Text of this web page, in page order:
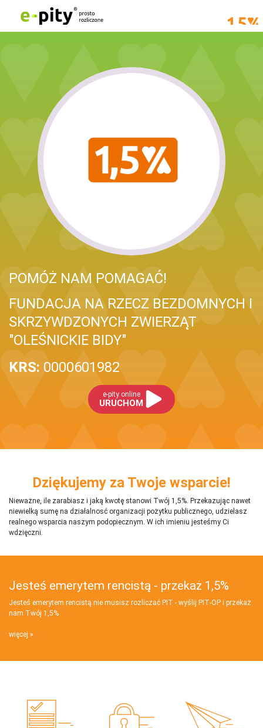
POMÓŻ NAM POMAGAĆ!
FUNDACJA NA RZECZ BEZDOMNYCH I
SKRZYWDZONYCH ZWIERZĄT
"OLEŚNICKIE BIDY"
KRS: 0000601982
e-pity online
URUCHOM
Dziękujemy za Twoje wsparcie!
Nieważne, ile zarabiasz i jaką kwotę stanowi Twój 1,5%. Przekazując nawet
niewielką sumę na działalnosć organizacji pożytku publicznego, udzielasz
realnego wsparcia naszym podopiecznym. W ich imieniu jesteśmy Ci
wdzięczni.
Jesteś emerytem rencistą - przekaż 1,5%
Jesteś emerytem rencistą nie musisz rozliczać PIT - wyślij PIT‑OP i przekaż
nam Twój 1,5%
więcej